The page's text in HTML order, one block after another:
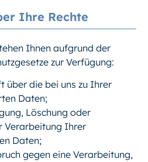
Ihre Rechte
Ihnen aufgrund der
zur Verfügung:
über die bei uns zu Ihrer
Daten;
Löschung oder
Verarbeitung Ihrer
Daten;
gegen eine Verarbeitung,